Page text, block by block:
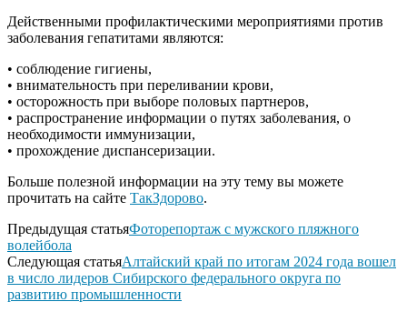
Действенными профилактическими мероприятиями против
заболевания гепатитами являются:
• соблюдение гигиены,
• внимательность при переливании крови,
• осторожность при выборе половых партнеров,
• распространение информации о путях заболевания, о
необходимости иммунизации,
• прохождение диспансеризации.
Больше полезной информации на эту тему вы можете
прочитать на сайте ТакЗдорово.
Предыдущая статьяФоторепортаж с мужского пляжного
волейбола
Следующая статьяАлтайский край по итогам 2024 года вошел
в число лидеров Сибирского федерального округа по
развитию промышленности